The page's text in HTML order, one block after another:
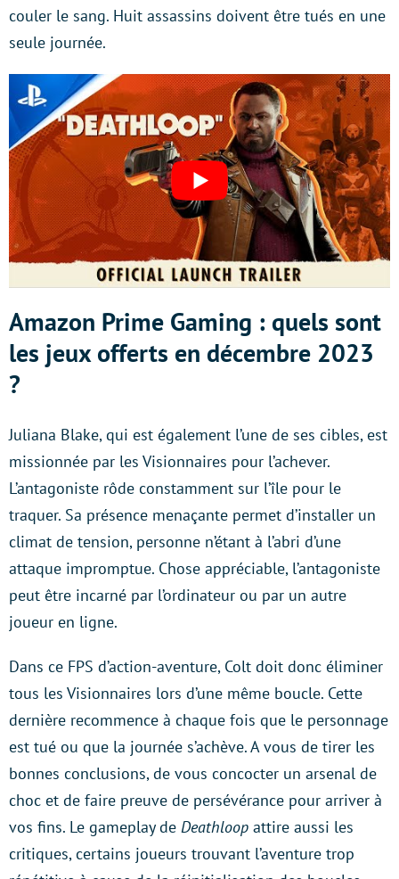
couler le sang. Huit assassins doivent être tués en une
seule journée.
Amazon Prime Gaming : quels sont
les jeux offerts en décembre 2023
?
Juliana Blake, qui est également l’une de ses cibles, est
missionnée par les Visionnaires pour l’achever.
L’antagoniste rôde constamment sur l’île pour le
traquer. Sa présence menaçante permet d’installer un
climat de tension, personne n’étant à l’abri d’une
attaque impromptue. Chose appréciable, l’antagoniste
peut être incarné par l’ordinateur ou par un autre
joueur en ligne.
Dans ce FPS d’action-aventure, Colt doit donc éliminer
tous les Visionnaires lors d’une même boucle. Cette
dernière recommence à chaque fois que le personnage
est tué ou que la journée s’achève. A vous de tirer les
bonnes conclusions, de vous concocter un arsenal de
choc et de faire preuve de persévérance pour arriver à
vos fins. Le gameplay de Deathloop attire aussi les
critiques, certains joueurs trouvant l’aventure trop